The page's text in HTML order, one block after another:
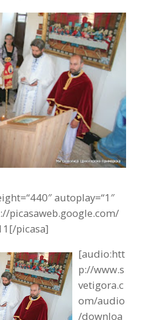
autoplay=“1″
picasaweb.google.com/
picasa]
[audio:htt
p://www.s
vetigora.c
om/audio
/downloa